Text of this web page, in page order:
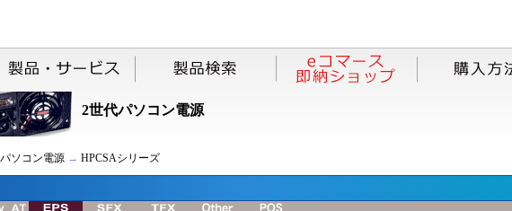
2世代パソコン電源
ソコン電源→ HPCSAシリーズ